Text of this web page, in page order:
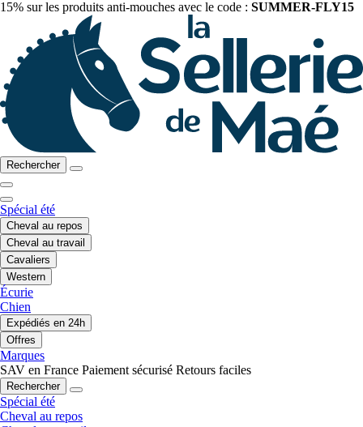
15% sur les produits anti-mouches avec le code : SUMMER-FLY15
Rechercher
Spécial été
Cheval au repos
Cheval au travail
Cavaliers
Western
Écurie
Chien
Expédiés en 24h
Offres
Marques
SAV en France Paiement sécurisé Retours faciles
Rechercher
Spécial été
Cheval au repos